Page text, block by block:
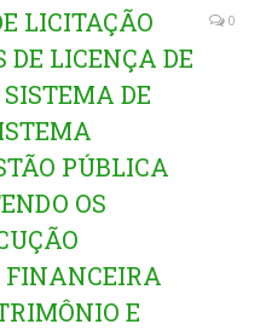
LICITAÇÃO
DE LICENÇA DE
SISTEMA DE
PÚBLICA
OS
FINANCEIRA
E
0